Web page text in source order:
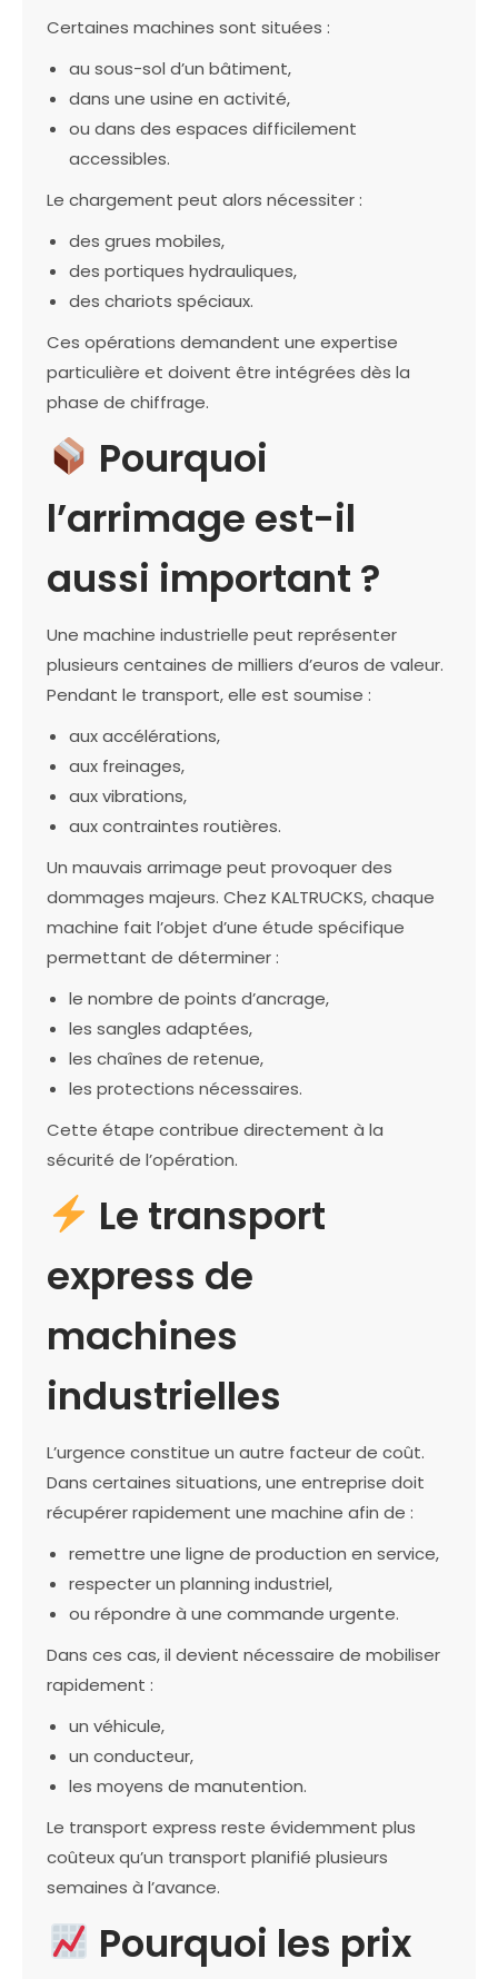
Certaines machines sont situées :
au sous-sol d’un bâtiment,
dans une usine en activité,
ou dans des espaces difficilement
accessibles.
Le chargement peut alors nécessiter :
des grues mobiles,
des portiques hydrauliques,
des chariots spéciaux.
Ces opérations demandent une expertise
particulière et doivent être intégrées dès la
phase de chiffrage.
Pourquoi
l’arrimage est-il
aussi important ?
Une machine industrielle peut représenter
plusieurs centaines de milliers d’euros de valeur.
Pendant le transport, elle est soumise :
aux accélérations,
aux freinages,
aux vibrations,
aux contraintes routières.
Un mauvais arrimage peut provoquer des
dommages majeurs. Chez KALTRUCKS, chaque
machine fait l’objet d’une étude spécifique
permettant de déterminer :
le nombre de points d’ancrage,
les sangles adaptées,
les chaînes de retenue,
les protections nécessaires.
Cette étape contribue directement à la
sécurité de l’opération.
Le transport
express de
machines
industrielles
L’urgence constitue un autre facteur de coût.
Dans certaines situations, une entreprise doit
récupérer rapidement une machine afin de :
remettre une ligne de production en service,
respecter un planning industriel,
ou répondre à une commande urgente.
Dans ces cas, il devient nécessaire de mobiliser
rapidement :
un véhicule,
un conducteur,
les moyens de manutention.
Le transport express reste évidemment plus
coûteux qu’un transport planifié plusieurs
semaines à l’avance.
Pourquoi les prix